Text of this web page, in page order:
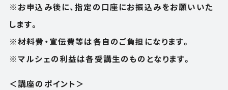
※お申込み後に、指定の口座にお振込みをお願いいた
します。
※材料費・宣伝費等は各自のご負担になります。
※マルシェの利益は各受講生のものとなります。
＜講座のポイント＞